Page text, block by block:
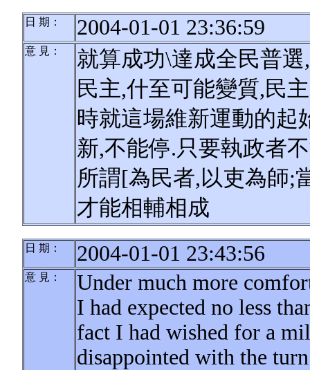
日 期： 2004-01-01 23:36:59
意 見：
就算成功\達成全民普
民主,什至可能變質,民
時就這場維新運動的起
新,不能停.只要執政者
所謂[為民者,以吏為師;
才能相輔相成
日 期： 2004-01-01 23:43:56
意 見：
Under much more
I had expected no less
fact I had wished for a
disappointed with the